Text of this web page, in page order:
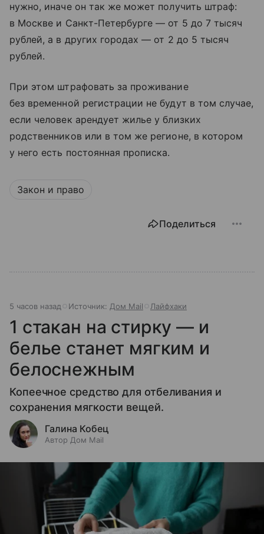
нужно, иначе он так же может получить штраф:
в Москве и Санкт-Петербурге — от 5 до 7 тысяч
рублей, а в других городах — от 2 до 5 тысяч
рублей.
При этом штрафовать за проживание
без временной регистрации не будут в том случае,
если человек арендует жилье у близких
родственников или в том же регионе, в котором
у него есть постоянная прописка.
Закон и право
Поделиться
5 часов назад Источник: Дом Mail Лайфхаки
1 стакан на стирку — и
белье станет мягким и
белоснежным
Копеечное средство для отбеливания и
сохранения мягкости вещей.
Галина Кобец
Автор Дом Mail